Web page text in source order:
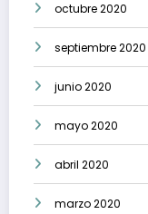
octubre 2020
septiembre 2020
junio 2020
mayo 2020
abril 2020
marzo 2020